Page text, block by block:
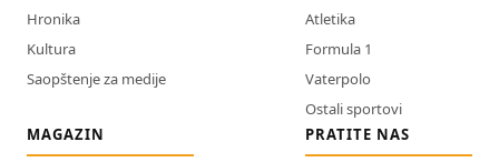
Hronika
Kultura
Saopštenje za medije
Atletika
Formula 1
Vaterpolo
Ostali sportovi
MAGAZIN
PRATITE NAS